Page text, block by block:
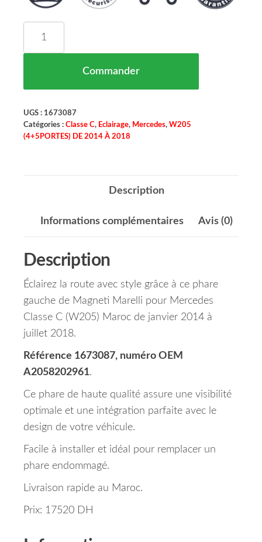
Commander
UGS : 1673087
Catégories : Classe C, Eclairage, Mercedes, W205
(4+5PORTES) DE 2014 À 2018
Description
Informations complémentaires Avis (0)
Description
Éclairez la route avec style grâce à ce phare
gauche de Magneti Marelli pour Mercedes
Classe C (W205) Maroc de janvier 2014 à
juillet 2018.
Référence 1673087, numéro OEM
A2058202961.
Ce phare de haute qualité assure une visibilité
optimale et une intégration parfaite avec le
design de votre véhicule.
Facile à installer et idéal pour remplacer un
phare endommagé.
Livraison rapide au Maroc.
Prix: 17520 DH